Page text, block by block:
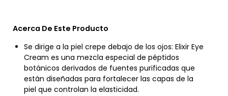
Acerca De Este Producto
Se dirige a la piel crepe debajo de los ojos: Elixir Eye
Cream es una mezcla especial de péptidos
botánicos derivados de fuentes purificadas que
están diseñadas para fortalecer las capas de la
piel que controlan la elasticidad.